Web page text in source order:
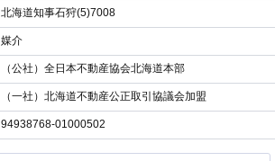
北海道知事石狩(5)7008
媒介
（公社）全日本不動産協会北海道本部
（一社）北海道不動産公正取引協議会加盟
94938768-01000502